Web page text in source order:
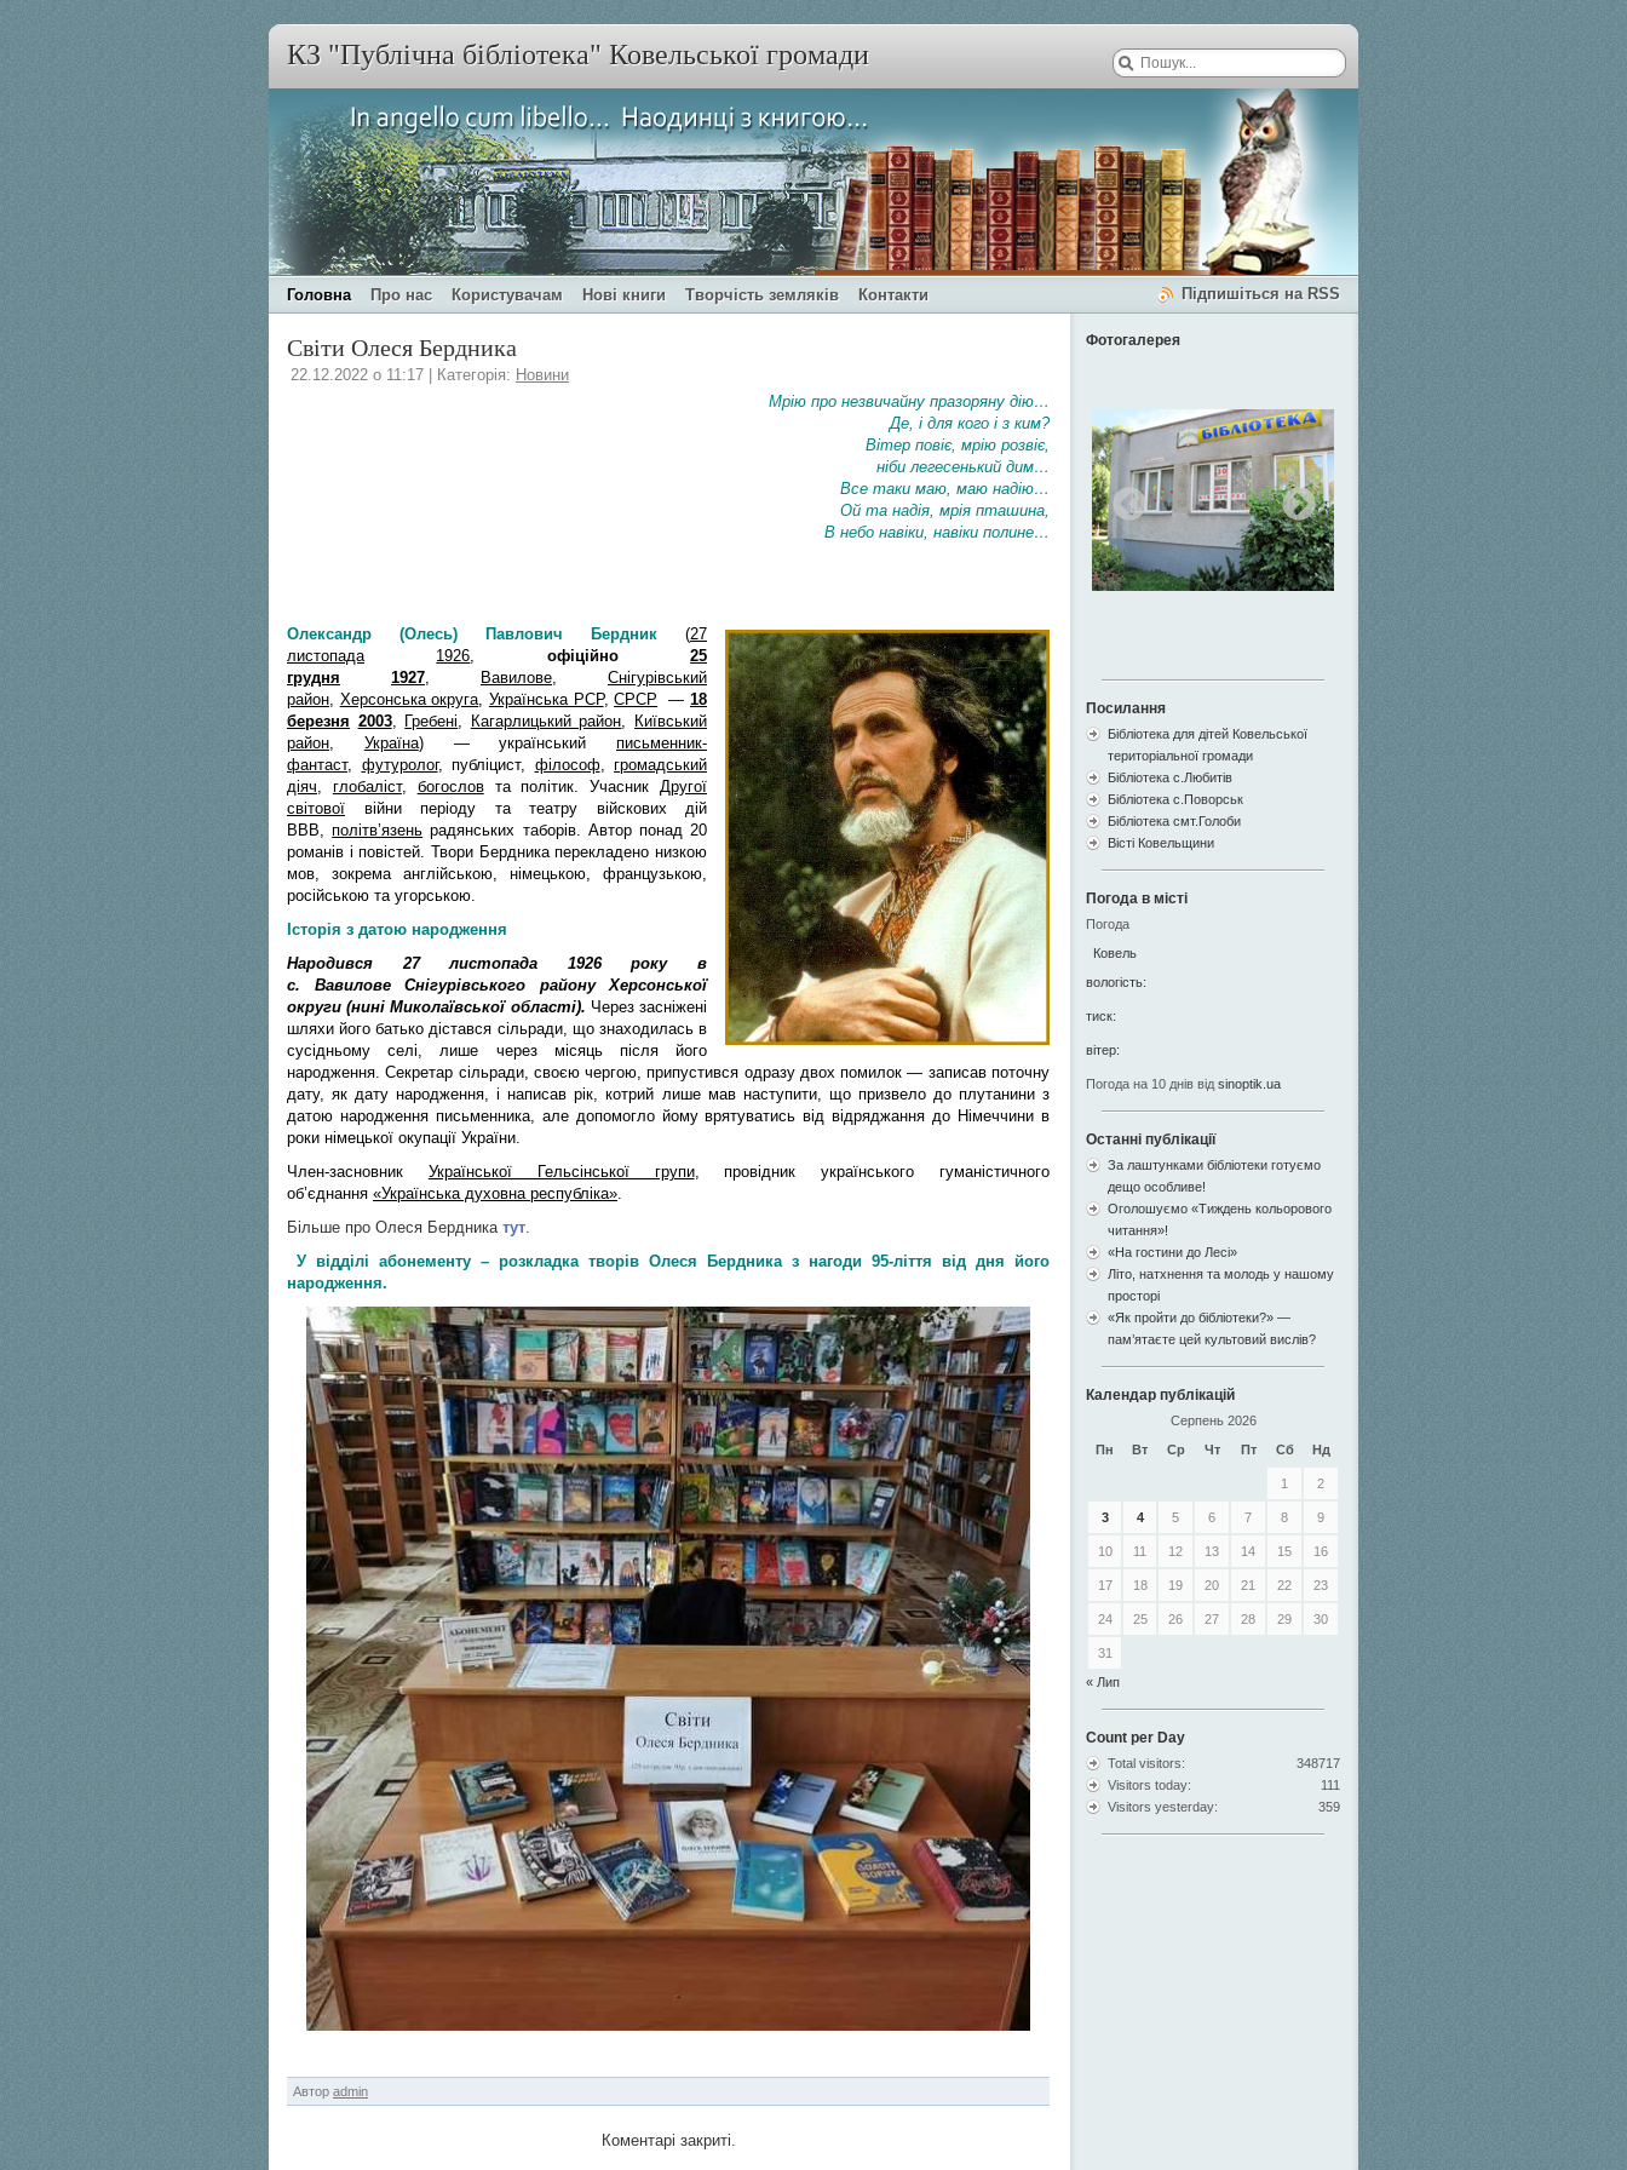
КЗ "Публічна бібліотека" Ковельської громади
Головна Про нас Користувачам Нові книги Творчість земляків Контакти Підпишіться на RSS
Світи Олеся Бердника
22.12.2022 о 11:17 | Категорія: Новини
Мрію про незвичайну празоряну дію…
Де, і для кого і з ким?
Вітер повіє, мрію розвіє,
ніби легесенький дим…
Все таки маю, маю надію…
Ой та надія, мрія пташина,
В небо навіки, навіки полине…
Олександр (Олесь) Павлович Бердник (27
листопада
1926, офіційно25
грудня
1927, Вавилове, Снігурівський
район, Херсонська округа, Українська РСР,СРСР — 18
березня 2003, Гребені, Кагарлицький район,
Київський
район, Україна) — український письменник-
фантаст, футуролог, публіцист, філософ, громадський
діяч, глобаліст, богословта політик. УчасникДругої
світової війни перiоду та театру вiйскових дiй
ВВВ,політв’язень радянських таборів. Автор понад 20
романів і повістей. Твори Бердника перекладено низкою
мов, зокрема англійською, німецькою, французькою,
російською та угорською.
Історія з датою народження
Народився27 листопада 1926року в
с. Вавилове Снігурівського району Херсонської
округи (нині Миколаївської області). Через засніжені
шляхи його батько дістався сільради, що знаходилась в
сусідньому селі, лише через місяць після його
народження. Секретар сільради, своєю чергою, припустився одразу двох помилок — записав поточну
дату, як дату народження, і написав рік, котрий лише мав наступити, що призвело до плутанини з
датою народження письменника, але допомогло йому врятуватись від відряджання до Німеччини в
роки німецької окупації України.
Член-засновник Української Гельсінської групи, провідник українського гуманістичного
об’єднання «Українська духовна республіка».
Більше про Олеся Бердника тут.
У відділі абонементу – розкладка творів Олеся Бердника з нагоди 95-ліття від дня його
народження.
Автор admin
Коментарі закриті.
Фотогалерея
Посилання
Бібліотека для дітей Ковельської
територіальної громади
Бібліотека с.Любитів
Бібліотека с.Поворськ
Бібліотека смт.Голоби
Вісті Ковельщини
Погода в місті
Погода
Ковель
вологість:
тиск:
вітер:
Погода на 10 днів від sinoptik.ua
Останні публікації
За лаштунками бібліотеки готуємо
дещо особливе!
Оголошуємо «Тиждень кольорового
читання»!
«На гостини до Лесі»
Літо, натхнення та молодь у нашому
просторі
«Як пройти до бібліотеки?» —
пам’ятаєте цей культовий вислів?
Календар публікацій
Серпень 2026
Пн
Вт Ср Чт Пт Сб Нд
1 2
3 4 5 6 7 8 9
10 11 12 13 14 15 16
17 18 19 20 21 22 23
24 25 26 27 28 29 30
31
« Лип
Count per Day
348717
Total visitors:
111
Visitors today:
359
Visitors yesterday: